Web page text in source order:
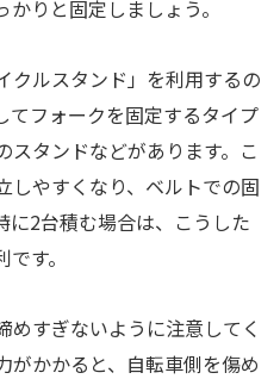
りと固定しましょう。
クルスタンド」を利用するの
てフォークを固定するタイプ
スタンドなどがあります。こ
しやすくなり、ベルトでの固
に2台積む場合は、こうした
す。
めすぎないように注意してく
がかかると、自転車側を傷め